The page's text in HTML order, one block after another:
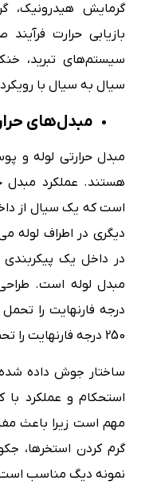
گرمایش هیدرونیک،
بازیابی حرارت فرآیند
سیستم‌های تبرید،
سیال به سیال با
مبدل‌های
مبدل حرارتی لوله و
هستند. عملکرد مبدل
است که یک سیال از
دیگری در اطراف لوله
در داخل یک پیکربندی
درجه فارنهایت را
250 درجه فارنهایت را تحمل کند.
استحکام و عملکرد با
مهم است زیرا باعث
گرم کردن استخرها،
نمونه دیگ مناسب